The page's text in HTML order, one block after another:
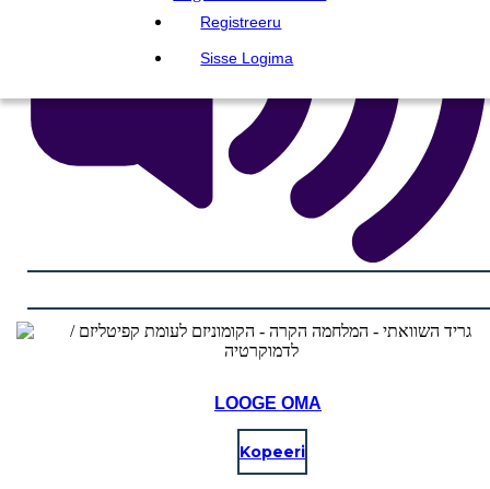
Registreeru
Sisse Logima
LOOGE OMA
Kopeeri